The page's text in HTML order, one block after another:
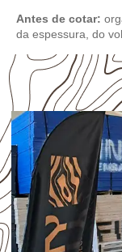
Antes de cotar:
da espessura, do